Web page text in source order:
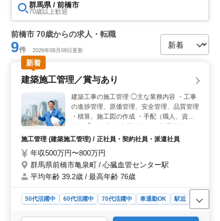
群馬県 / 前橋市
70歳以上歓迎
前橋市 70歳からの求人・転職
9件 2026年08月08日更新
新着
建築施工管理／賞与あり
建築工事の施工管理 ◯主な業務内容 ・工事
の進捗管理、原価管理、安全管理、品質管理
・積算、施工図の作成 ・手配（職人、資材
共施設、住宅等になります。 ＊賞与あり ベ
ってきたノウハウや経験を活かし、活躍中の
職場です！
施工管理 (建築施工管理) / 正社員・契約社員・派遣社員
年収500万円〜800万円
群馬県前橋市亀泉町 / 心臓血管センター駅
平均年齢 39.2歳 / 最高年齢 76歳
50代活躍中 60代活躍中 70代活躍中 車通勤OK
駅近